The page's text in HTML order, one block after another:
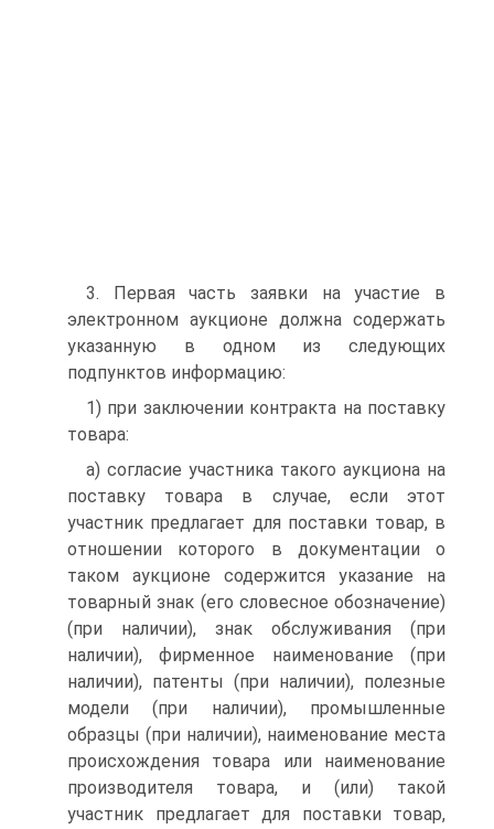
3. Первая часть заявки на участие в
электронном аукционе должна содержать
указанную в одном из следующих
подпунктов информацию:
1) при заключении контракта на поставку
товара:
а) согласие участника такого аукциона на
поставку товара в случае, если этот
участник предлагает для поставки товар, в
отношении которого в документации о
таком аукционе содержится указание на
товарный знак (его словесное обозначение)
(при наличии), знак обслуживания (при
наличии), фирменное наименование (при
наличии), патенты (при наличии), полезные
модели (при наличии), промышленные
образцы (при наличии), наименование места
происхождения товара или наименование
производителя товара, и (или) такой
участник предлагает для поставки товар,